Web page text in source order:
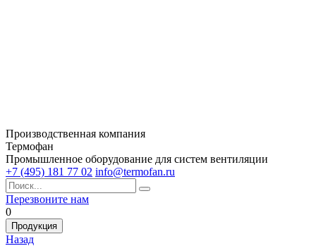
Производственная компания
Термофан
Промышленное оборудование для систем вентиляции
+7 (495) 181 77 02 info@termofan.ru
Перезвоните нам
0
Продукция
Назад